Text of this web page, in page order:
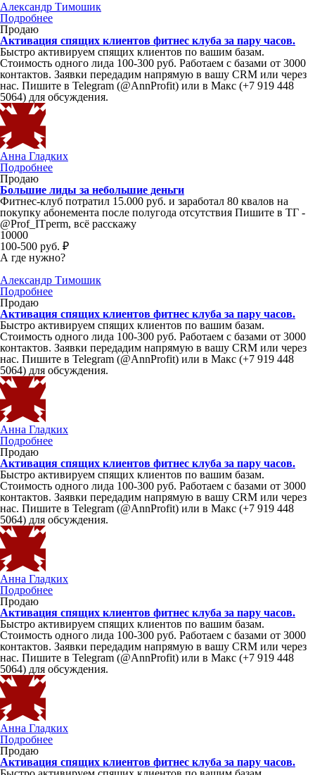
Александр Тимошик
Подробнее
Продаю
Активация спящих клиентов фитнес клуба за пару часов.
Быстро активируем спящих клиентов по вашим базам.
Стоимость одного лида 100-300 руб. Работаем с базами от 3000
контактов. Заявки передадим напрямую в вашу CRM или через
нас. Пишите в Telegram (@AnnProfit) или в Макс (+7 919 448
5064) для обсуждения.
Анна Гладких
Подробнее
Продаю
Большие лиды за небольшие деньги
Фитнес-клуб потратил 15.000 руб. и заработал 80 квалов на
покупку абонемента после полугода отсутствия Пишите в ТГ -
@Prof_ITperm, всё расскажу
10000
100-500 руб. ₽
А где нужно?
Александр Тимошик
Подробнее
Продаю
Активация спящих клиентов фитнес клуба за пару часов.
Быстро активируем спящих клиентов по вашим базам.
Стоимость одного лида 100-300 руб. Работаем с базами от 3000
контактов. Заявки передадим напрямую в вашу CRM или через
нас. Пишите в Telegram (@AnnProfit) или в Макс (+7 919 448
5064) для обсуждения.
Анна Гладких
Подробнее
Продаю
Активация спящих клиентов фитнес клуба за пару часов.
Быстро активируем спящих клиентов по вашим базам.
Стоимость одного лида 100-300 руб. Работаем с базами от 3000
контактов. Заявки передадим напрямую в вашу CRM или через
нас. Пишите в Telegram (@AnnProfit) или в Макс (+7 919 448
5064) для обсуждения.
Анна Гладких
Подробнее
Продаю
Активация спящих клиентов фитнес клуба за пару часов.
Быстро активируем спящих клиентов по вашим базам.
Стоимость одного лида 100-300 руб. Работаем с базами от 3000
контактов. Заявки передадим напрямую в вашу CRM или через
нас. Пишите в Telegram (@AnnProfit) или в Макс (+7 919 448
5064) для обсуждения.
Анна Гладких
Подробнее
Продаю
Активация спящих клиентов фитнес клуба за пару часов.